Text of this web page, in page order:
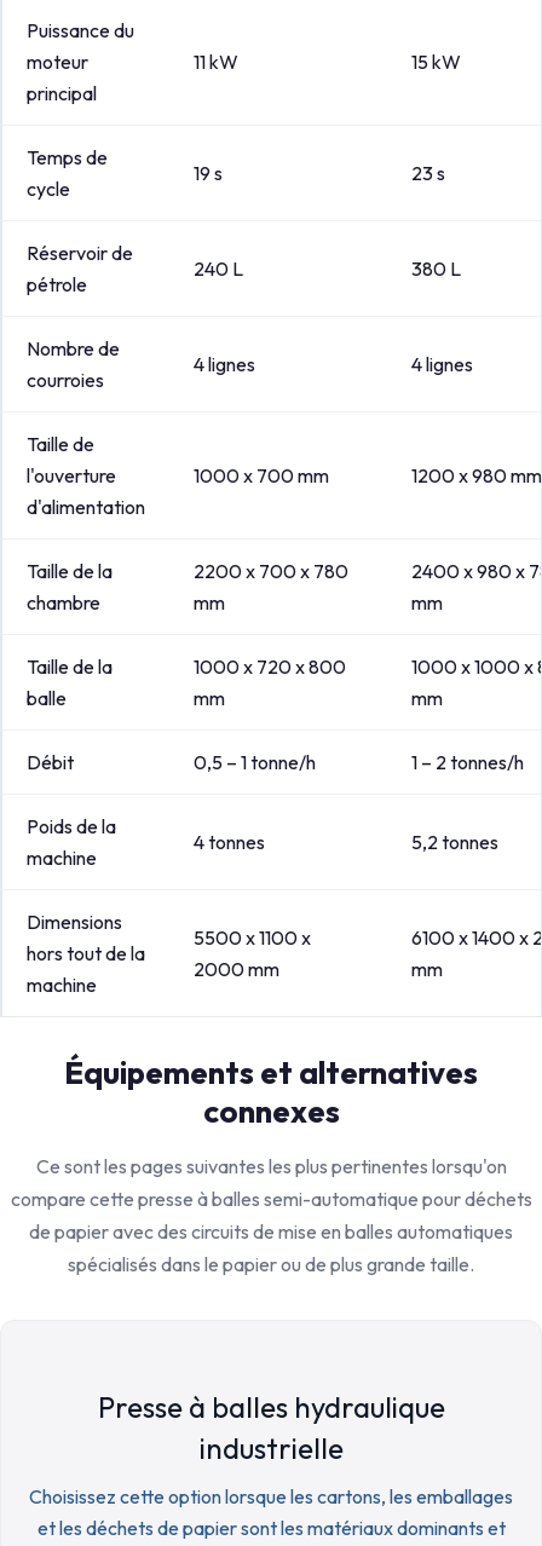
Puissance du
moteur
principal
11 kW 15 kW
Temps de
cycle
19 s 23 s
Réservoir de
pétrole
240 L 380 L
Nombre de
courroies
4 lignes 4 lignes
Taille de
l'ouverture
d'alimentation
1000 x 700 mm 1200 x 980 mm
Taille de la
chambre
2200 x 700 x 780
mm
2400 x 980 x
mm
Taille de la
balle
1000 x 720 x 800
mm
1000 x 1000 x
mm
Débit 0,5 – 1 tonne/h 1 – 2 tonnes/h
Poids de la
machine
4 tonnes 5,2 tonnes
Dimensions
hors tout de la
machine
5500 x 1100 x
2000 mm
6100 x 1400 x
mm
Équipements et alternatives
connexes
Ce sont les pages suivantes les plus pertinentes lorsqu'on
compare cette presse à balles semi-automatique pour déchets
de papier avec des circuits de mise en balles automatiques
spécialisés dans le papier ou de plus grande taille.
Presse à balles hydraulique
industrielle
Choisissez cette option lorsque les cartons, les emballages
et les déchets de papier sont les matériaux dominants et